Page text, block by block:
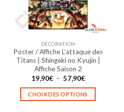
être
choisies
sur
page
du
produit
DÉCORATION
Poster / Affiche L’attaque des
Titans | Shingeki no Kyujin |
Affiche Saison 2
19,90€ – 57,90€Plage
prix :
19,90€
CHOIX DES OPTIONS